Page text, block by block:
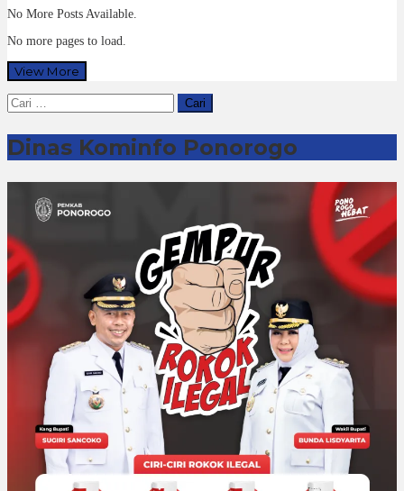
No More Posts Available.
No more pages to load.
View More
Cari
untuk:
Dinas Kominfo Ponorogo